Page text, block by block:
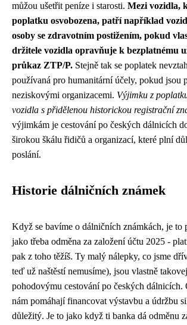
můžou ušetřit peníze i starosti. Mezi vozidla,
poplatku osvobozena, patří například
osoby se zdravotním postižením, pokud
držitele vozidla opravňuje k bezplatnému
průkaz ZTP/P. Stejně tak se poplatek
používaná pro humanitární účely, pokud jsou
neziskovými organizacemi. Výjimku z
vozidla s přidělenou historickou registrační
výjimkám je cestování po českých dálnicích
širokou škálu řidičů a organizací, které plní
poslání.
Historie dálničních známek
Když se bavíme o dálničních známkách, je to
jako třeba odměna za založení účtu 2025 -
pak z toho těžíš. Ty malý nálepky, co jsme
teď už naštěstí nemusíme), jsou vlastně
pohodovýmu cestování po českých dálnicích.
nám pomáhají financovat výstavbu a údržbu
důležitý. Je to jako když ti banka dá odměnu